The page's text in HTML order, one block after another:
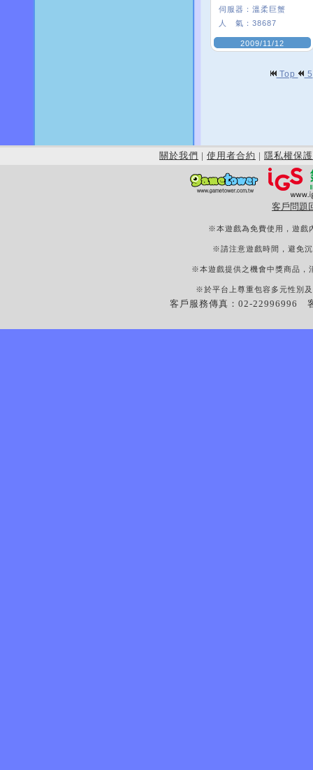
伺服器： 溫柔巨蟹
人 氣： 38687
2009/11/12
Top 5
關於我們 | 使用者合約 | 隱私權保護
客戶問題
※本遊戲為免費使用，遊戲
※請注意遊戲時間，避免
※本遊戲提供之機會中獎商品，
※於平台上尊重包容多元性別
客戶服務傳真：02-22996996